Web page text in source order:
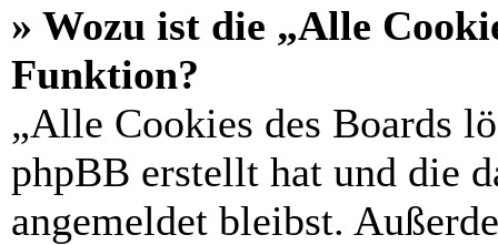
» Wozu ist die „Alle
Funktion?
„Alle Cookies des Boards
phpBB erstellt hat und die
angemeldet bleibst.